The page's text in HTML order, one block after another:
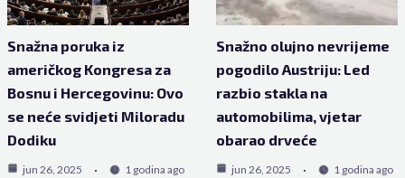
Snažna poruka iz
američkog Kongresa za
Bosnu i Hercegovinu: Ovo
se neće svidjeti Miloradu
Dodiku
jun 26, 2025 1 godina ago
Snažno olujno nevrijeme
pogodilo Austriju: Led
razbio stakla na
automobilima, vjetar
obarao drveće
jun 26, 2025 1 godina ago